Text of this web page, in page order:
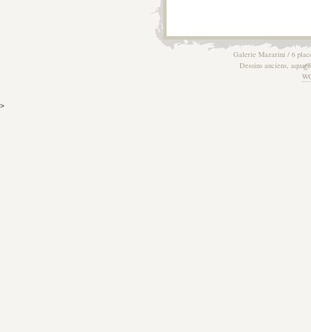
Galerie Mazarini / 6
Dessins anciens,
>